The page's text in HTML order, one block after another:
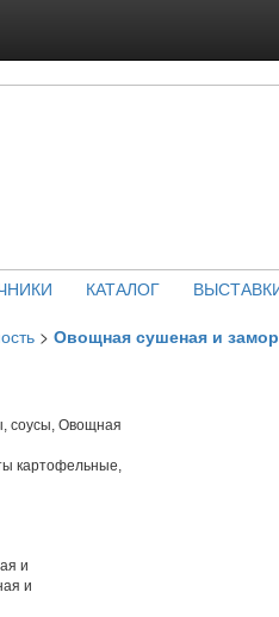
КАТАЛОГ
> Овощная сушеная и
соусы, Овощная
картофельные,
и
и